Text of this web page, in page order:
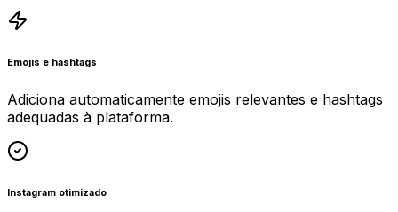
Emojis e hashtags
Adiciona automaticamente emojis relevantes e hashtags
adequadas à plataforma.
Instagram otimizado